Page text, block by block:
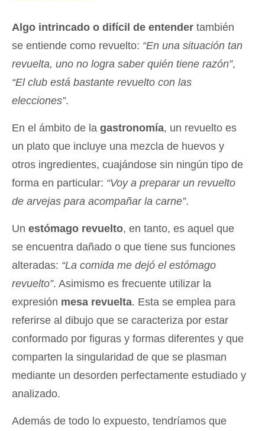
Algo intrincado o difícil de entender también
se entiende como revuelto: “En una situación tan
revuelta, uno no logra saber quién tiene razón”,
“El club está bastante revuelto con las
elecciones”.
En el ámbito de la gastronomía, un revuelto es
un plato que incluye una mezcla de huevos y
otros ingredientes, cuajándose sin ningún tipo de
forma en particular: “Voy a preparar un revuelto
de arvejas para acompañar la carne”.
Un estómago revuelto, en tanto, es aquel que
se encuentra dañado o que tiene sus funciones
alteradas: “La comida me dejó el estómago
revuelto”. Asimismo es frecuente utilizar la
expresión mesa revuelta. Esta se emplea para
referirse al dibujo que se caracteriza por estar
conformado por figuras y formas diferentes y que
comparten la singularidad de que se plasman
mediante un desorden perfectamente estudiado y
analizado.
Además de todo lo expuesto, tendríamos que